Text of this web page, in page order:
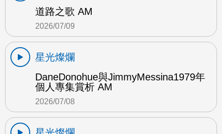
道路之歌 AM
2026/07/09
星光燦爛
DaneDonohue與JimmyMessina1979年
個人專集賞析 AM
2026/07/08